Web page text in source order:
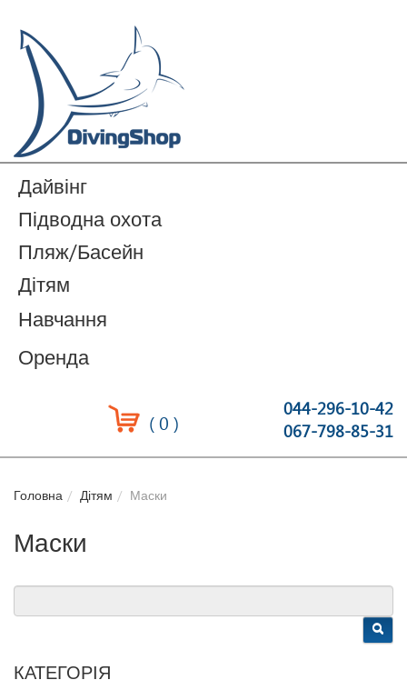
Дайвінг
Підводна охота
Пляж/Басейн
Дітям
Навчання
Оренда
(0 )
044-296-10-42
067-798-85-31
Головна Дітям Маски
Маски
КАТЕГОРІЯ